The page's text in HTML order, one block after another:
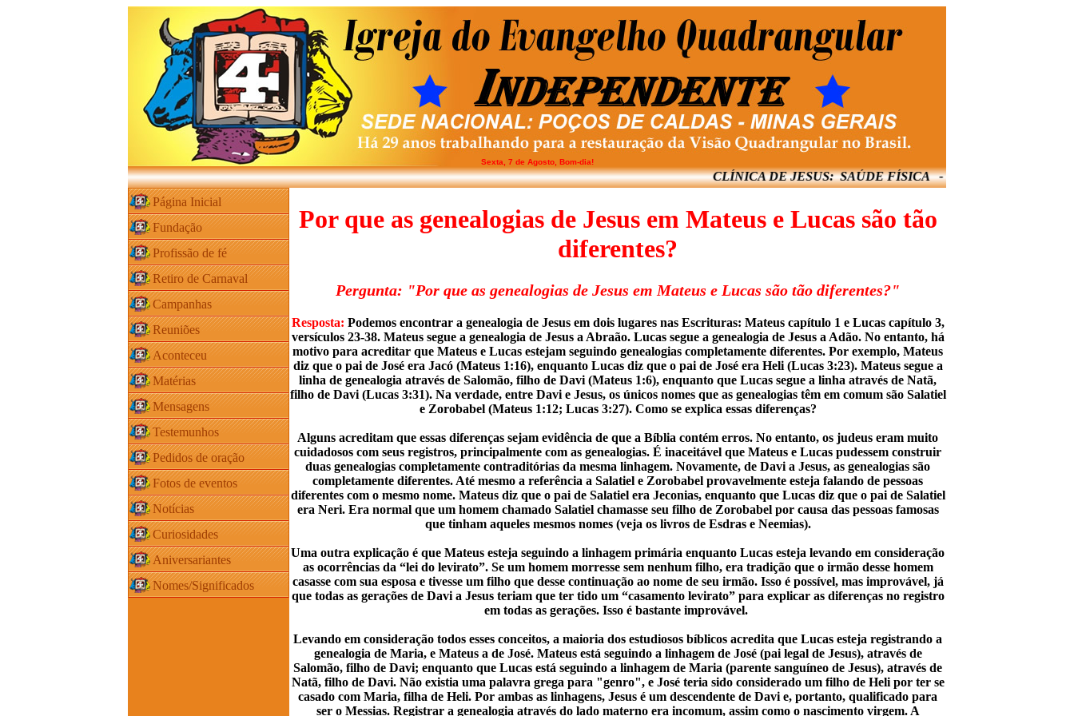
Sexta, 7 de Agosto, Bom-dia!
CLÍNICA DE JESUS: SAÚDE FÍSICA - ESPIRITUAL -
Página Inicial
Fundação
Profissão de fé
Retiro de Carnaval
Campanhas
Reuniões
Aconteceu
Matérias
Mensagens
Testemunhos
Pedidos de oração
Fotos de eventos
Notícias
Curiosidades
Aniversariantes
Nomes/Significados
Por que as genealogias de Jesus em Mateus e Lucas são tão
diferentes?
Pergunta: "Por que as genealogias de Jesus em Mateus e Lucas são tão diferentes?"
Resposta: Podemos encontrar a genealogia de Jesus em dois lugares nas Escrituras: Mateus capítulo 1 e Lucas capítulo 3,
versículos 23-38. Mateus segue a genealogia de Jesus a Abraão. Lucas segue a genealogia de Jesus a Adão. No entanto, há
motivo para acreditar que Mateus e Lucas estejam seguindo genealogias completamente diferentes. Por exemplo, Mateus
diz que o pai de José era Jacó (Mateus 1:16), enquanto Lucas diz que o pai de José era Heli (Lucas 3:23). Mateus segue a
linha de genealogia através de Salomão, filho de Davi (Mateus 1:6), enquanto que Lucas segue a linha através de Natã,
filho de Davi (Lucas 3:31). Na verdade, entre Davi e Jesus, os únicos nomes que as genealogias têm em comum são Salatiel
e Zorobabel (Mateus 1:12; Lucas 3:27). Como se explica essas diferenças?
Alguns acreditam que essas diferenças sejam evidência de que a Bíblia contém erros. No entanto, os judeus eram muito
cuidadosos com seus registros, principalmente com as genealogias. É inaceitável que Mateus e Lucas pudessem construir
duas genealogias completamente contraditórias da mesma linhagem. Novamente, de Davi a Jesus, as genealogias são
completamente diferentes. Até mesmo a referência a Salatiel e Zorobabel provavelmente esteja falando de pessoas
diferentes com o mesmo nome. Mateus diz que o pai de Salatiel era Jeconias, enquanto que Lucas diz que o pai de Salatiel
era Neri. Era normal que um homem chamado Salatiel chamasse seu filho de Zorobabel por causa das pessoas famosas
que tinham aqueles mesmos nomes (veja os livros de Esdras e Neemias).
Uma outra explicação é que Mateus esteja seguindo a linhagem primária enquanto Lucas esteja levando em consideração
as ocorrências da “lei do levirato”. Se um homem morresse sem nenhum filho, era tradição que o irmão desse homem
casasse com sua esposa e tivesse um filho que desse continuação ao nome de seu irmão. Isso é possível, mas improvável, já
que todas as gerações de Davi a Jesus teriam que ter tido um “casamento levirato” para explicar as diferenças no registro
em todas as gerações. Isso é bastante improvável.
Levando em consideração todos esses conceitos, a maioria dos estudiosos bíblicos acredita que Lucas esteja registrando a
genealogia de Maria, e Mateus a de José. Mateus está seguindo a linhagem de José (pai legal de Jesus), através de
Salomão, filho de Davi; enquanto que Lucas está seguindo a linhagem de Maria (parente sanguíneo de Jesus), através de
Natã, filho de Davi. Não existia uma palavra grega para "genro", e José teria sido considerado um filho de Heli por ter se
casado com Maria, filha de Heli. Por ambas as linhagens, Jesus é um descendente de Davi e, portanto, qualificado para
ser o Messias. Registrar a genealogia através do lado materno era incomum, assim como o nascimento virgem. A